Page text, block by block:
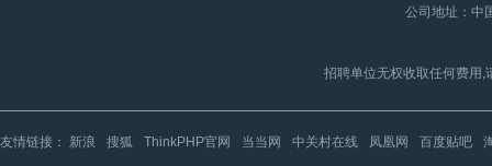
公司地址：中
招聘单位无权收取任何费用,
友情链接： 新浪 搜狐 ThinkPHP官网 当当网 中关村在线 凤凰网 百度贴吧